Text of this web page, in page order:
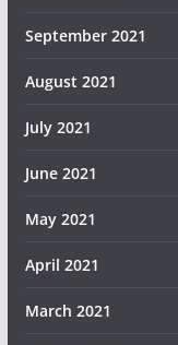
September 2021
August 2021
July 2021
June 2021
May 2021
April 2021
March 2021